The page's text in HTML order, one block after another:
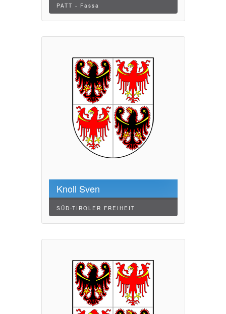
PATT - Fassa
Knoll Sven
SÜD-TIROLER FREIHEIT